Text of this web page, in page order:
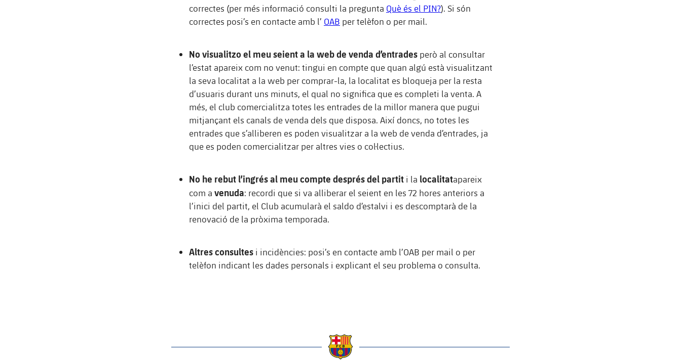
correctes (per més informació consulti la pregunta Què és el PIN?). Si són
correctes posi’s en contacte amb l’ OAB per telèfon o per mail.
No visualitzo el meu seienta la web de venda d’entrades però al consultar
l’estat apareix com no venut: tingui en compte que quan algú està visualitzant
la seva localitat a la web per comprar-la, la localitat es bloqueja per la resta
d’usuaris durant uns minuts, el qual no significa que es completi la venta. A
més, el club comercialitza totes les entrades de la millor manera que pugui
mitjançant els canals de venda dels que disposa. Així doncs, no totes les
entrades que s’alliberen es poden visualitzar a la web de venda d’entrades, ja
que es poden comercialitzar per altres vies o col·lectius.
No he rebut l’ingrés al meu compte després del partit i la localitatapareix
com a venuda: recordi que si va alliberar el seient en les 72 hores anteriors a
l’inici del partit, el Club acumularà el saldo d’estalvi i es descomptarà de la
renovació de la pròxima temporada.
Altres consultes i incidències: posi’s en contacte amb l’OAB per mail o per
telèfon indicant les dades personals i explicant el seu problema o consulta.